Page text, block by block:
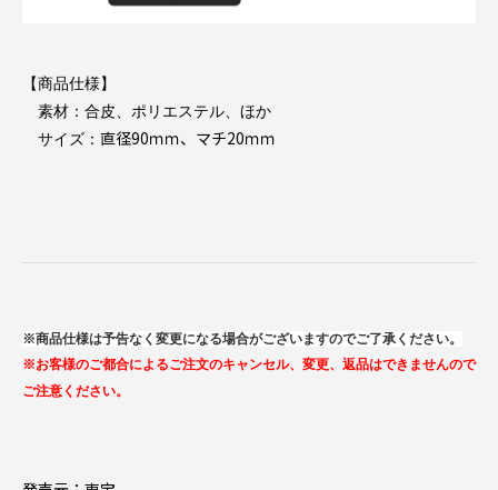
【商品仕様】
素材：合皮、ポリエステル、ほか
サイズ： 直径90ｍｍ、マチ20ｍｍ
※商品仕様は予告なく変更になる場合がございますのでご了承ください。
※お客様のご都合によるご注文のキャンセル、変更、返品はできませんので
ご注意ください。